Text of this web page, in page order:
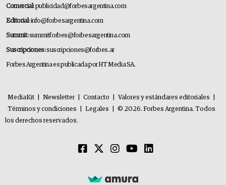
Comercial:publicidad@forbesargentina.com
Editorial:info@forbesargentina.com
Summit:summitforbes@forbesargentina.com
Suscripciones:suscripciones@forbes.ar
Forbes Argentina es publicada por HT Media SA.
MediaKit Newsletter Contacto Valores y estándares editoriales
Términos y condiciones
Legales
© 2026. Forbes Argentina. Todos
los derechos reservados.